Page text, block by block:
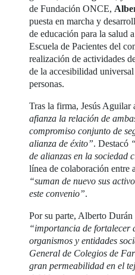
de Fundación ONCE,
puesta en marcha y
de educación para la salud
Escuela de Pacientes del
realización de actividades
de la accesibilidad
personas.
Tras la firma, Jesús Aguilar
afianza la relación de
compromiso conjunto de
alianza de éxito”. Destacó
de alianzas en la sociedad
línea de colaboración entre
“suman de nuevo sus
este convenio”.
Por su parte, Alberto
“importancia de fortalecer
organismos y entidades
General de Colegios de
gran permeabilidad en el